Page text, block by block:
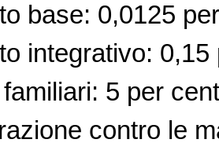
base: 0,0125
integrativo: 0,15
5 per
contro le